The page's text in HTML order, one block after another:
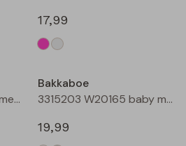
17,99
3315501 W20180 baby meisjes gilet/hesje Taupe
Bakkaboe
3315203 W20165 baby meisjes lange broek Cream
19,99